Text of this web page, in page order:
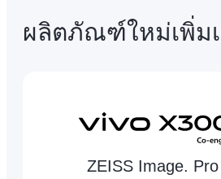
ผลิตภัณฑ์ใหม่เพิ่ม
ZEISS Image.